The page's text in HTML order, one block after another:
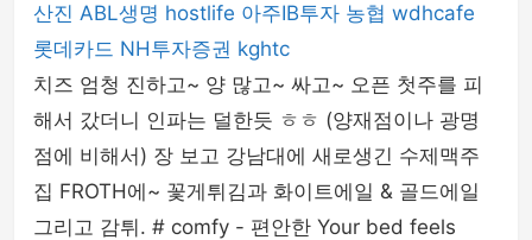
산진 ABL생명 hostlife 아주IB투자 농협 wdhcafe
롯데카드 NH투자증권 kghtc
치즈 엄청 진하고~ 양 많고~ 싸고~ 오픈 첫주를 피
해서 갔더니 인파는 덜한듯 ㅎㅎ (양재점이나 광명
점에 비해서) 장 보고 강남대에 새로생긴 수제맥주
집 FROTH에~ 꽃게튀김과 화이트에일 & 골드에일
그리고 감튀. # comfy - 편안한 Your bed feels